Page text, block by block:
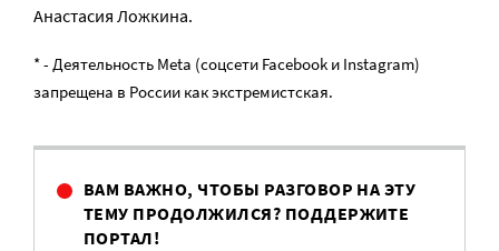
Анастасия Ложкина.
* - Деятельность Meta (соцсети Facebook и Instagram)
запрещена в России как экстремистская.
ВАМ ВАЖНО, ЧТОБЫ РАЗГОВОР НА ЭТУ
ТЕМУ ПРОДОЛЖИЛСЯ? ПОДДЕРЖИТЕ
ПОРТАЛ!